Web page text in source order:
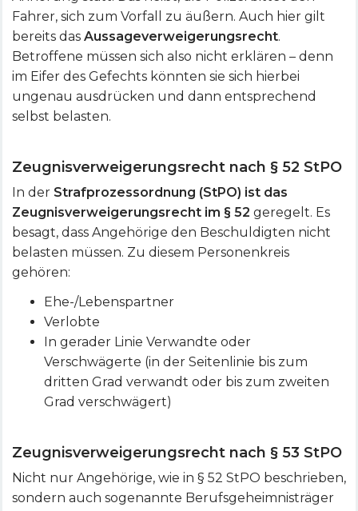
Fahrer, sich zum Vorfall zu äußern. Auch hier gilt
bereits das Aussageverweigerungsrecht.
Betroffene müssen sich also nicht erklären – denn
im Eifer des Gefechts könnten sie sich hierbei
ungenau ausdrücken und dann entsprechend
selbst belasten.
Zeugnisverweigerungsrecht nach § 52 StPO
In der Strafprozessordnung (StPO) ist das
Zeugnisverweigerungsrecht im § 52 geregelt. Es
besagt, dass Angehörige den Beschuldigten nicht
belasten müssen. Zu diesem Personenkreis
gehören:
Ehe-/Lebenspartner
Verlobte
In gerader Linie Verwandte oder
Verschwägerte (in der Seitenlinie bis zum
dritten Grad verwandt oder bis zum zweiten
Grad verschwägert)
Zeugnisverweigerungsrecht nach § 53 StPO
Nicht nur Angehörige, wie in § 52 StPO beschrieben,
sondern auch sogenannte Berufsgeheimnisträger